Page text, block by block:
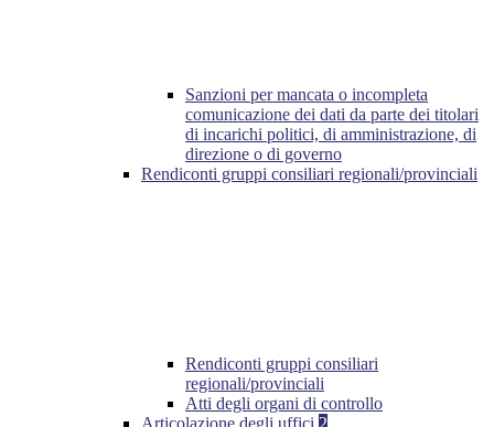
Sanzioni per mancata o incompleta
comunicazione dei dati da parte dei titolari
di incarichi politici, di amministrazione, di
direzione o di governo
Rendiconti gruppi consiliari regionali/provinciali
Rendiconti gruppi consiliari
regionali/provinciali
Atti degli organi di controllo